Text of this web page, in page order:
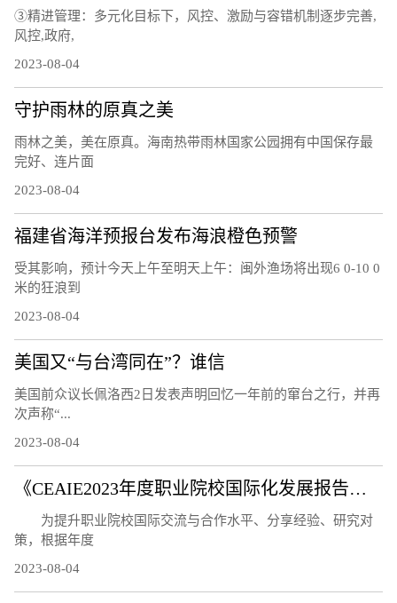
③精进管理：多元化目标下，风控、激励与容错机制逐步完善,
风控,政府,
2023-08-04
守护雨林的原真之美
雨林之美，美在原真。海南热带雨林国家公园拥有中国保存最
完好、连片面
2023-08-04
福建省海洋预报台发布海浪橙色预警
受其影响，预计今天上午至明天上午：闽外渔场将出现6 0-10 0
米的狂浪到
2023-08-04
美国又“与台湾同在”？谁信
美国前众议长佩洛西2日发表声明回忆一年前的窜台之行，并再
次声称“...
2023-08-04
《CEAIE2023年度职业院校国际化发展报告——国际化教师队伍建设情况分析》问卷调研及案例征集通知
为提升职业院校国际交流与合作水平、分享经验、研究对
策，根据年度
2023-08-04